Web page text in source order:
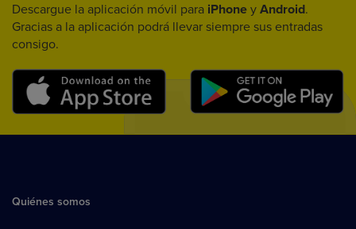
Descargue la aplicación móvil para iPhone y Android.
Gracias a la aplicación podrá llevar siempre sus entradas
consigo.
Quiénes somos